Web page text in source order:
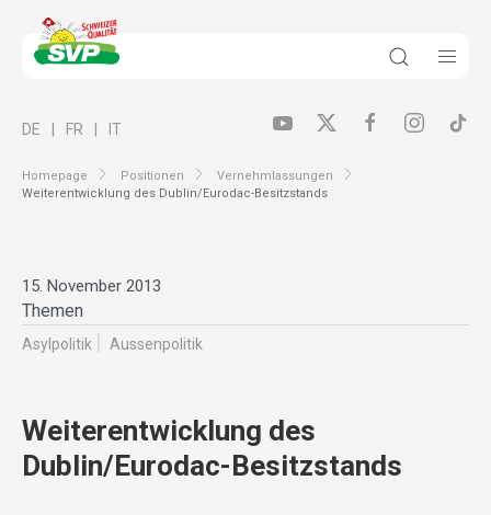
Homepage Positionen
Vernehmlassungen
Weiterentwicklung des Dublin/Eurodac-Besitzstands
DE FR IT
15. November 2013
Themen
Asylpolitik Aussenpolitik
Weiterentwicklung des
Dublin/Eurodac-Besitzstands